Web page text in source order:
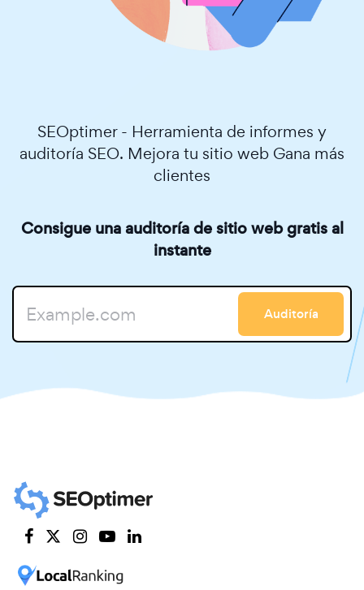
SEOptimer - Herramienta de informes y
auditoría SEO. Mejora tu sitio web Gana más
clientes
Consigue una auditoría de sitio web gratis al
instante
Auditoría